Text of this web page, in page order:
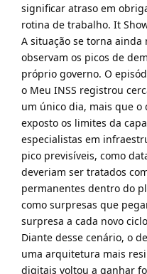
significar atraso em
rotina de trabalho. It
A situação se torna
observam os picos de
próprio governo. O
o Meu INSS registrou
um único dia, mais que o
exposto os limites da
especialistas em
pico previsíveis, como
deveriam ser tratados
permanentes dentro do
como surpresas que
surpresa a cada novo
Diante desse cenário, o
uma arquitetura mais
digitais voltou a ganhar